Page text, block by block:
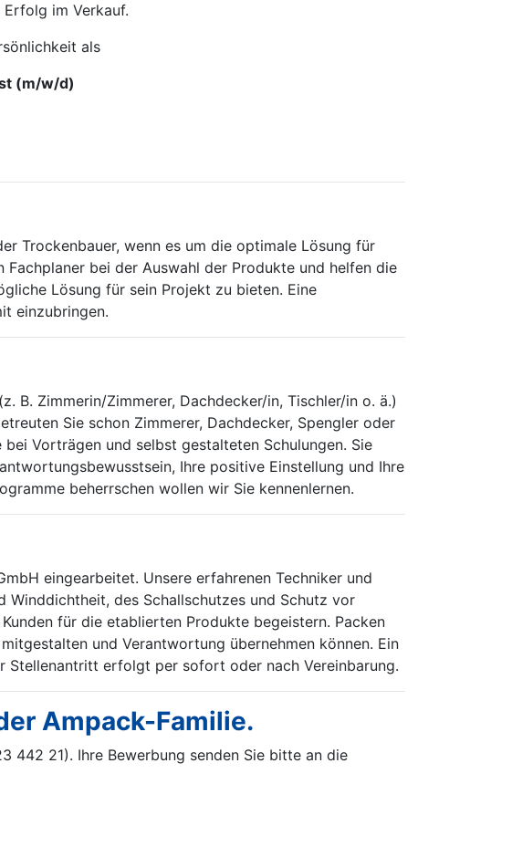
im Verkauf.
als
(m/w/d)
Trockenbauer, wenn es um die optimale Lösung für
bei der Auswahl der Produkte und helfen die
Lösung für sein Projekt zu bieten. Eine
einzubringen.
B. Zimmerin/Zimmerer, Dachdecker/in, Tischler/in o. ä.)
Sie schon Zimmerer, Dachdecker, Spengler oder
Vorträgen und selbst gestalteten Schulungen. Sie
Ihre positive Einstellung und Ihre
beherrschen wollen wir Sie kennenlernen.
eingearbeitet. Unsere erfahrenen Techniker und
Winddichtheit, des Schallschutzes und Schutz vor
für die etablierten Produkte begeistern. Packen
und Verantwortung übernehmen können. Ein
Stellenantritt erfolgt per sofort oder nach Vereinbarung.
Ampack-Familie.
442 21). Ihre Bewerbung senden Sie bitte an die